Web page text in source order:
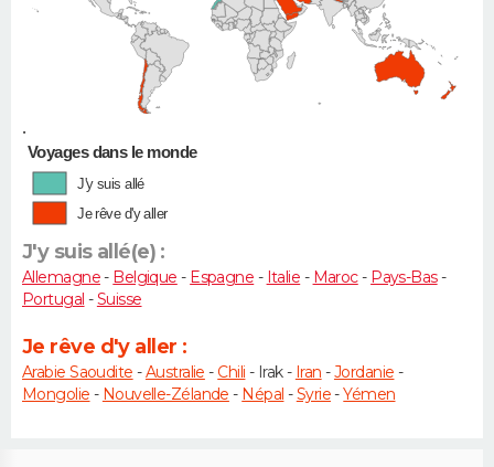
•
Voyages dans le monde
J'y suis allé
Je rêve d'y aller
J'y suis allé(e) :
Allemagne- Belgique - Espagne - Italie - Maroc- Pays-Bas-
Portugal -Suisse
Je rêve d'y aller :
Arabie Saoudite -Australie - Chili - Irak - Iran -Jordanie -
Mongolie - Nouvelle-Zélande - Népal -Syrie-Yémen